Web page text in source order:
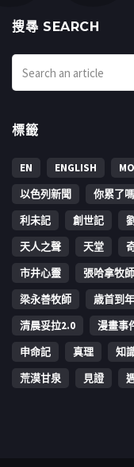
搜㝷 SEARCH
標籤
EN ENGLISH
以色列新聞
你累了嗎
利未記
創世記
天人之聲
天堂
市井心靈
張哈拿牧師
梁永善牧師
歳首到
清晨妥拉2.0
漫畫事
申命記
真理 知
荒漠甘泉
見證